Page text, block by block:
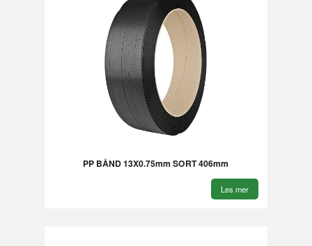
PP BÅND 13X0.75mm SORT 406mm
Les mer